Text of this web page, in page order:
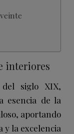
interiores
siglo XIX,
esencia de la
aportando
y la excelencia